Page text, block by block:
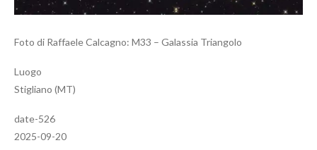
Foto di Raffaele Calcagno: M33 – Galassia Triangolo
Luogo
Stigliano (MT)
date-526
2025-09-20